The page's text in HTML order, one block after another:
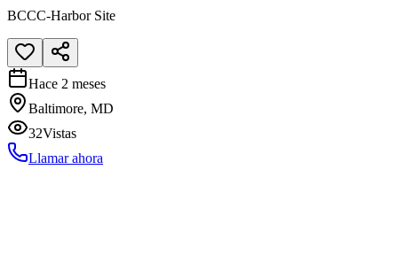
BCCC-Harbor Site
Hace 2 meses
Baltimore, MD
32Vistas
Llamar ahora